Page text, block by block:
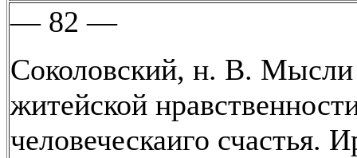
— 82 —
Соколовский, н. В.
житейской
человеческаиго счастья.